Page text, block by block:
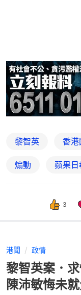
黎智英 香港
煽動 蘋果日
3
港聞 政情
黎智英案．
陳沛敏悔未